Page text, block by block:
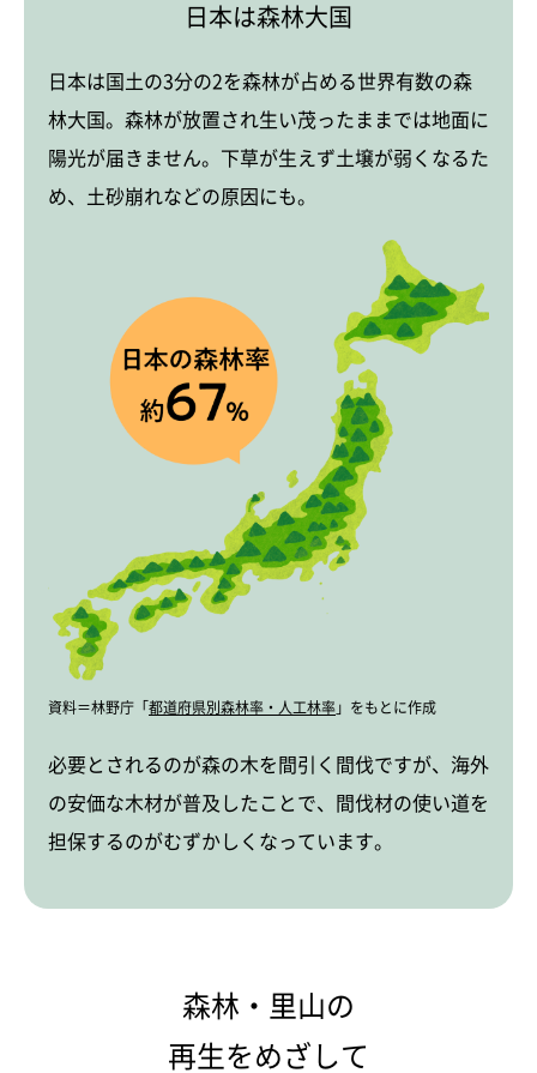
日本は森林大国
日本は国土の3分の2を森林が占める世界有数の森
林大国。森林が放置され生い茂ったままでは地面に
陽光が届きません。下草が生えず土壌が弱くなるた
め、土砂崩れなどの原因にも。
資料＝林野庁「 都道府県別森林率・人工林率 」をもとに作成
必要とされるのが森の木を間引く間伐ですが、海外
の安価な木材が普及したことで、間伐材の使い道を
担保するのがむずかしくなっています。
森林・里山の
再生をめざして